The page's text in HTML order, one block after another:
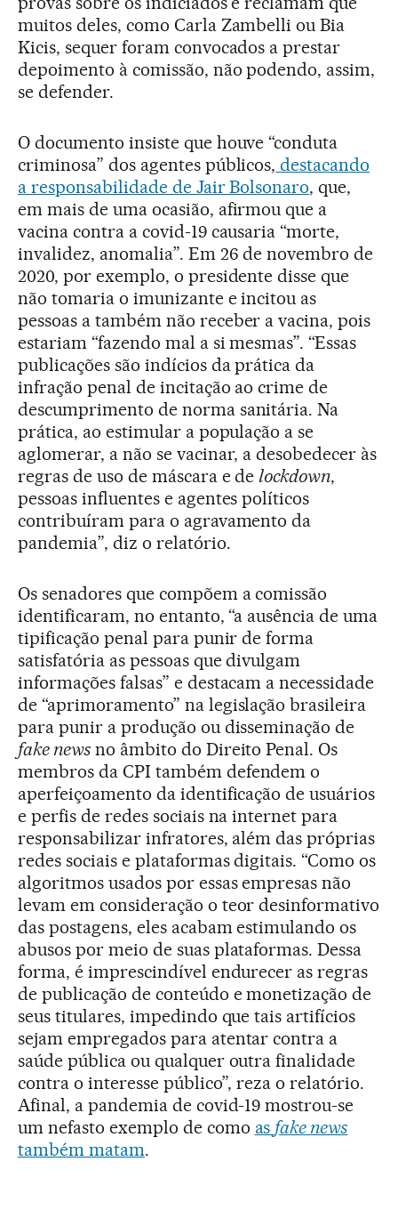
muitos deles, como Carla Zambelli ou Bia
Kicis, sequer foram convocados a prestar
depoimento à comissão, não podendo, assim,
se defender.
O documento insiste que houve “conduta
criminosa” dos agentes públicos, destacando
a responsabilidade de Jair Bolsonaro, que,
em mais de uma ocasião, afirmou que a
vacina contra a covid-19 causaria “morte,
invalidez, anomalia”. Em 26 de novembro de
2020, por exemplo, o presidente disse que
não tomaria o imunizante e incitou as
pessoas a também não receber a vacina, pois
estariam “fazendo mal a si mesmas”. “Essas
publicações são indícios da prática da
infração penal de incitação ao crime de
descumprimento de norma sanitária. Na
prática, ao estimular a população a se
aglomerar, a não se vacinar, a desobedecer às
regras de uso de máscara e de lockdown,
pessoas influentes e agentes políticos
contribuíram para o agravamento da
pandemia”, diz o relatório.
Os senadores que compõem a comissão
identificaram, no entanto, “a ausência de uma
tipificação penal para punir de forma
satisfatória as pessoas que divulgam
informações falsas” e destacam a necessidade
de “aprimoramento” na legislação brasileira
para punir a produção ou disseminação de
fake newsno âmbito do Direito Penal. Os
membros da CPI também defendem o
aperfeiçoamento da identificação de usuários
e perfis de redes sociais na internet para
responsabilizar infratores, além das próprias
redes sociais e plataformas digitais. “Como os
algoritmos usados por essas empresas não
levam em consideração o teor desinformativo
das postagens, eles acabam estimulando os
abusos por meio de suas plataformas. Dessa
forma, é imprescindível endurecer as regras
de publicação de conteúdo e monetização de
seus titulares, impedindo que tais artifícios
sejam empregados para atentar contra a
saúde pública ou qualquer outra finalidade
contra o interesse público”, reza o relatório.
Afinal, a pandemia de covid-19 mostrou-se
um nefasto exemplo de como as fake news
também matam.